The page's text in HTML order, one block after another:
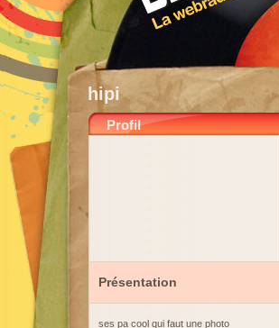
hipi
Profil
Présentation
ses pa cool qui faut une photo